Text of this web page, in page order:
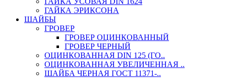
ГАЙКА ЭРИКСОНА
ШАЙБЫ
ГРОВЕР
ГРОВЕР ОЦИНКОВАННЫЙ
ГРОВЕР ЧЕРНЫЙ
ОЦИНКОВАННАЯ DIN 125 (ГО..
ОЦИНКОВАННАЯ УВЕЛИЧЕННАЯ ..
ШАЙБА ЧЕРНАЯ ГОСТ 11371-..